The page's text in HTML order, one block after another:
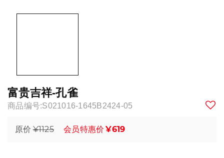
富贵吉祥-孔雀
商品编号:S021016-1645B2424-05
原价 ¥1125 会员特惠价 ¥619